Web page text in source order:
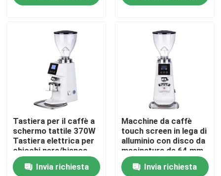
Mostra VR
Giro della fabbrica
Controllo di qualità
Contattici
Casi
Tastiera per il caffè a
schermo tattile 370W
Tastiera elettrica per
chicchi nera/bianca
10-15kg/h Velocità di
macinazioneInvia richiesta
Macchine da caffè
touch screen in lega di
alluminio con disco da
macinatura da 64 mm
Invia richiesta